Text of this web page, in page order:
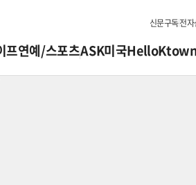
신문구독전
프연예/스포츠ASK미국